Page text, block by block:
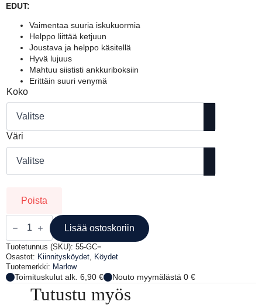
EDUT:
Vaimentaa suuria iskukuormia
Helppo liittää ketjuun
Joustava ja helppo käsitellä
Hyvä lujuus
Mahtuu siististi ankkuriboksiin
Erittäin suuri venymä
Koko
Väri
Poista
MARLOW
MULTIPLAIT
NYLON
määrä
Lisää ostoskoriin
Tuotetunnus (SKU): 55-GC=
Osastot: Kiinnitysköydet
Köydet
Tuotemerkki: Marlow
Toimituskulut alk. 6,90 € Nouto myymälästä 0 €
Tutustu myös